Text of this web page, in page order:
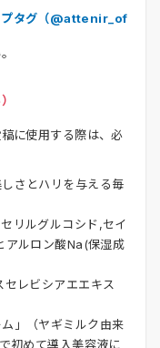
プタグ（@attenir_of
に使用する際は、必
さとハリを与える毎
リルグルコシド,セイ
アルロン酸Na(保湿成
レビシアエエキス
」（ヤギミルク由来
初めて導入美容液に